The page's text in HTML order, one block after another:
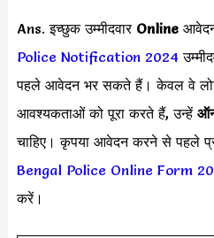
Ans. इच्छुक उम्मीदवार Online
Police Notification 2024
पहले आवेदन भर सकते हैं। केवल वे लोग
आवश्यकताओं को पूरा करते हैं, उन्हें
चाहिए। कृपया आवेदन करने से पहले
Bengal Police Online Form
करें।